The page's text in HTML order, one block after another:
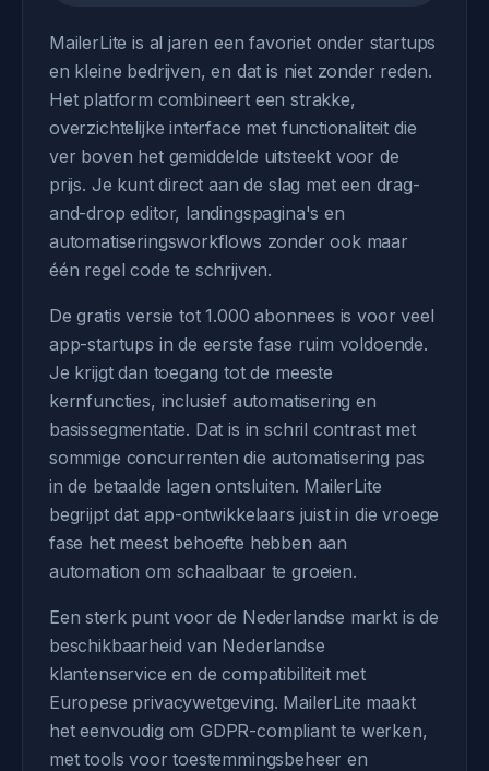
MailerLite is al jaren een favoriet onder startups
en kleine bedrijven, en dat is niet zonder reden.
Het platform combineert een strakke,
overzichtelijke interface met functionaliteit die
ver boven het gemiddelde uitsteekt voor de
prijs. Je kunt direct aan de slag met een drag-
and-drop editor, landingspagina's en
automatiseringsworkflows zonder ook maar
één regel code te schrijven.
De gratis versie tot 1.000 abonnees is voor veel
app-startups in de eerste fase ruim voldoende.
Je krijgt dan toegang tot de meeste
kernfuncties, inclusief automatisering en
basissegmentatie. Dat is in schril contrast met
sommige concurrenten die automatisering pas
in de betaalde lagen ontsluiten. MailerLite
begrijpt dat app-ontwikkelaars juist in die vroege
fase het meest behoefte hebben aan
automation om schaalbaar te groeien.
Een sterk punt voor de Nederlandse markt is de
beschikbaarheid van Nederlandse
klantenservice en de compatibiliteit met
Europese privacywetgeving. MailerLite maakt
het eenvoudig om GDPR-compliant te werken,
met tools voor toestemmingsbeheer en